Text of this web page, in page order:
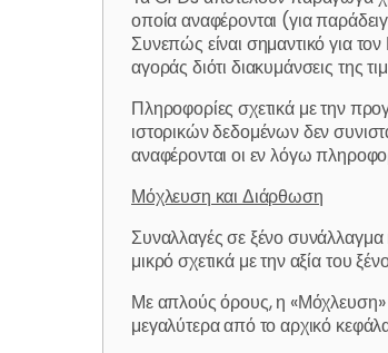
οποία αναφέρονται (για
Συνεπώς είναι σημαντικό για
αγοράς διότι διακυμάνσεις της
Πληροφορίες σχετικά με την
ιστορικών δεδομένων δεν
αναφέρονται οι εν λόγω
Μόχλευση και Διάρθωση
Συναλλαγές σε ξένο
μικρό σχετικά με την αξία του
Με απλούς όρους, η «Μόχλευση»
μεγαλύτερα από το αρχικό